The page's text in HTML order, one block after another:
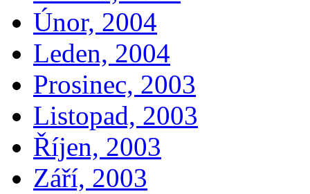
Únor, 2004
Leden, 2004
Prosinec, 2003
Listopad, 2003
Říjen, 2003
Září, 2003